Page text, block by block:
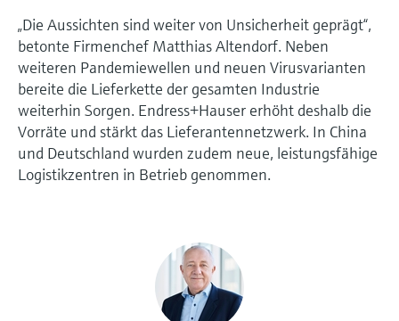
„Die Aussichten sind weiter von Unsicherheit geprägt“,
betonte Firmenchef Matthias Altendorf. Neben
weiteren Pandemiewellen und neuen Virusvarianten
bereite die Lieferkette der gesamten Industrie
weiterhin Sorgen. Endress+Hauser erhöht deshalb die
Vorräte und stärkt das Lieferantennetzwerk. In China
und Deutschland wurden zudem neue, leistungsfähige
Logistikzentren in Betrieb genommen.